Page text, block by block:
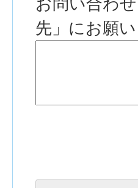
先」にお願い